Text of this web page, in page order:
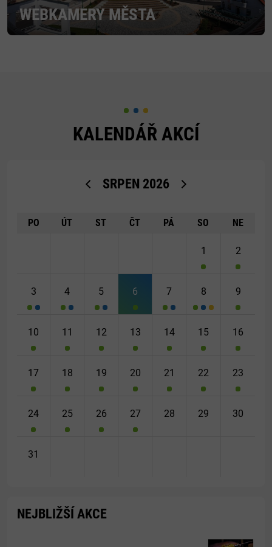
WEBKAMERY MĚSTA
KALENDÁŘ AKCÍ
<Dříve
SRPEN 2026
PO ÚT ST ČT PÁ SO NE
1 2
3 4 5 6 7 8 9
10 11 12 13 14 15 16
17 18 19 20 21 22 23
24 25 26 27 28 29 30
31
NEJBLIŽŠÍ AKCE